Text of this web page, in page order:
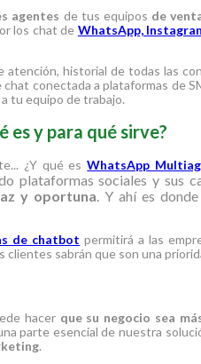
agentes de tus equipos de
los chat de WhatsApp,
historial de todas las
conectada a plataformas de
tu equipo de trabajo.
y para qué sirve?
¿Y qué esWhatsApp
plataformas sociales y sus
y oportuna. Y ahí es
de chatbot permitirá a las
clientes sabrán que son una
hacer que su negocio sea
parte esencial de nuestra
.